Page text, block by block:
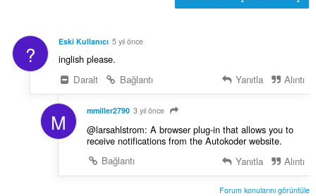
:
? Eski Kullanıcı 5 yıl önce
inglish please.
Daralt
Bağlantı Yanıtla Alıntı
M mmiller2790 3 yıl önce
@larsahlstrom: A browser plug-in that allows you to
receive notifications from the Autokoder website.
Bağlantı
Yanıtla Alıntı
Forum konularını görüntüle